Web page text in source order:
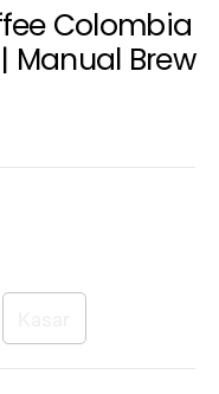
Colombia
Manual Brew